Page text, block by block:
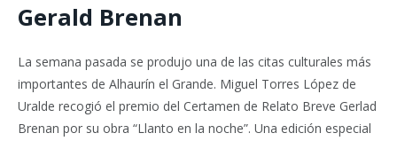
Gerald Brenan
La semana pasada se produjo una de las citas culturales más
importantes de Alhaurín el Grande. Miguel Torres López de
Uralde recogió el premio del Certamen de Relato Breve Gerlad
Brenan por su obra “Llanto en la noche”. Una edición especial